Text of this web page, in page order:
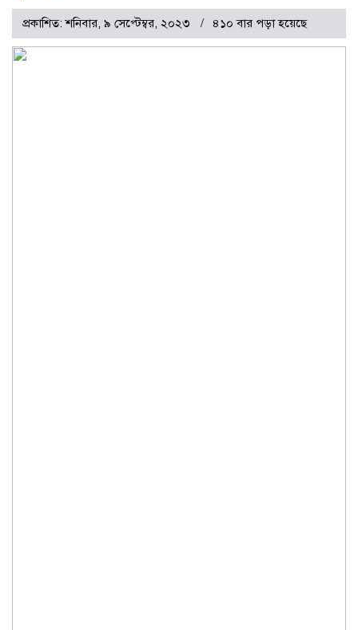
প্রকাশিত: শনিবার, ৯ সেপ্টেম্বর, ২০২৩ ৪১০ বার পড়া হয়েছে